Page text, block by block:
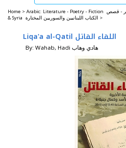
Home >
& Syria الكتاب اللبنانيين والسوريين المختارة >
Liqa'a al-Qatil اللقاء القاتل
By: Wahab, Hadi هادي وهاب